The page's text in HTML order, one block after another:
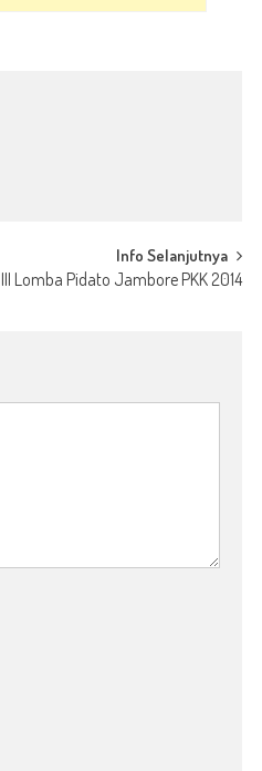
Info Selanjutnya
Lomba Pidato Jambore PKK 2014